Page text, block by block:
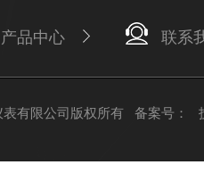
产品中心 联系
表有限公司版权所有 备案号：